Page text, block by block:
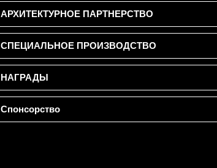
АРХИТЕКТУРНОЕ ПАРТНЕРСТВО
СПЕЦИАЛЬНОЕ ПРОИЗВОДСТВО
НАГРАДЫ
Спонсорство